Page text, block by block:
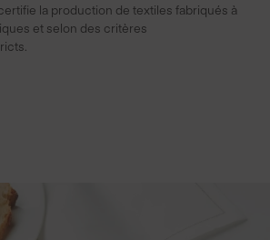
la production de textiles fabriqués à
et selon des critères